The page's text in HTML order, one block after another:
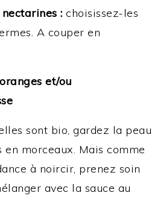
: choisissez-les
A couper en
et/ou
sont bio, gardez la peau
en morceaux. Mais comme
à noircir, prenez soin
avec la sauce au